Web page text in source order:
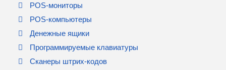
POS-мониторы
POS-компьютеры
Денежные ящики
Программируемые клавиатуры
Сканеры штрих-кодов